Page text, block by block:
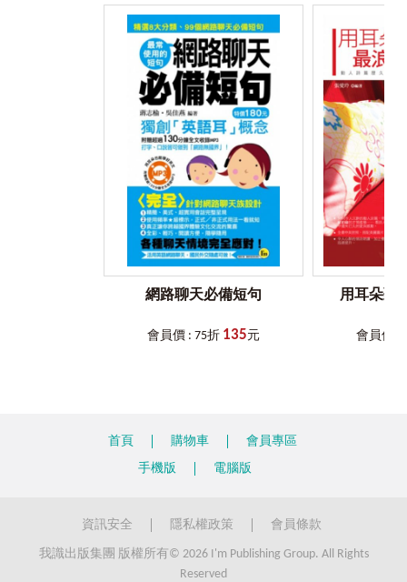
網路聊天必備短句
會員價 : 75折 135元
用耳朵聽
會員價 :
首頁 購物車
會員專區
手機版
電腦版
資訊安全 隱私權政策 會員條款
我識出版集團 版權所有© 2026 I'm Publishing Group. All Rights
Reserved